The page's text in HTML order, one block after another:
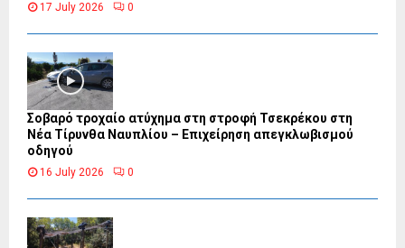
17 July 2026 0
Σοβαρό τροχαίο ατύχημα στη στροφή Τσεκρέκου στη
Νέα Τίρυνθα Ναυπλίου – Επιχείρηση απεγκλωβισμού
οδηγού
16 July 2026 0